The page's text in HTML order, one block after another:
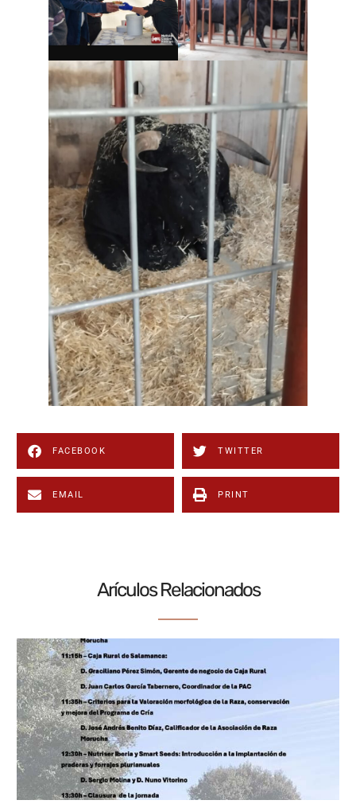
FACEBOOK TWITTER
EMAIL PRINT
Arículos Relacionados